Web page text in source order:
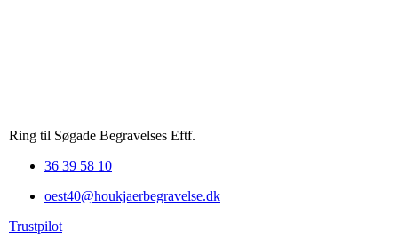
Ring til Søgade Begravelses Eftf.
36 39 58 10
oest40@houkjaerbegravelse.dk
Trustpilot